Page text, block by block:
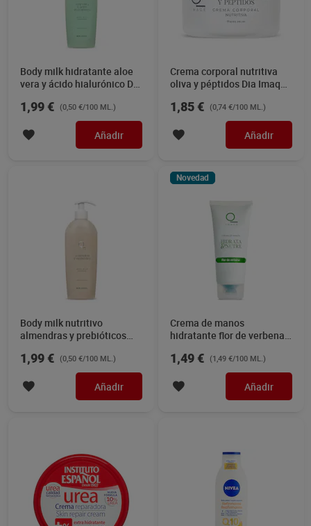
Body milk hidratante aloe
vera y ácido hialurónico Dia
1,99 € (0,50 €/100 ML.)
Añadir
Crema corporal nutritiva
oliva y péptidos Dia Imaqe
1,85 € (0,74 €/100 ML.)
Añadir
Body milk nutritivo
almendras y prebióticos
1,99 € (0,50 €/100 ML.)
Añadir
Novedad
Crema de manos
hidratante flor de verbena
1,49 € (1,49 €/100 ML.)
Añadir